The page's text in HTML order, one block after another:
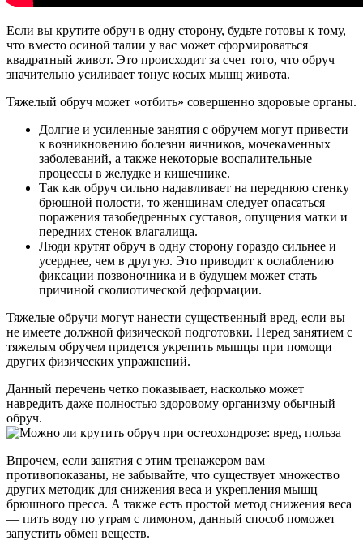
Если вы крутите обруч в одну сторону, будьте готовы к тому,
что вместо осиной талии у вас может сформироваться
квадратный живот. Это происходит за счет того, что обруч
значительно усиливает тонус косых мышц живота.
Тяжелый обруч может «отбить» совершенно здоровые органы.
Долгие и усиленные занятия с обручем могут привести
к возникновению болезни яичников, мочекаменных
заболеваний, а также некоторые воспалительные
процессы в желудке и кишечнике.
Так как обруч сильно надавливает на переднюю стенку
брюшной полости, то женщинам следует опасаться
поражения тазобедренных суставов, опущения матки и
передних стенок влагалища.
Люди крутят обруч в одну сторону гораздо сильнее и
усерднее, чем в другую. Это приводит к ослаблению
фиксации позвоночника и в будущем может стать
причиной сколиотической деформации.
Тяжелые обручи могут нанести существенный вред, если вы
не имеете должной физической подготовки. Перед занятием с
тяжелым обручем придется укрепить мышцы при помощи
других физических упражнений.
Данный перечень четко показывает, насколько может
навредить даже полностью здоровому организму обычный
обруч.
Впрочем, если занятия с этим тренажером вам
противопоказаны, не забывайте, что существует множество
других методик для снижения веса и укрепления мышц
брюшного пресса. А также есть простой метод снижения веса
— пить воду по утрам с лимоном, данный способ поможет
запустить обмен веществ.